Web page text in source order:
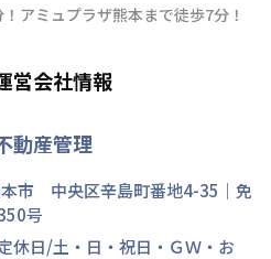
アミュプラザ熊本まで徒歩7分！
営会社情報
動産管理
市 中央区辛島町番地4-35 ｜免
号
休日/土・日・祝日・ＧＷ・お